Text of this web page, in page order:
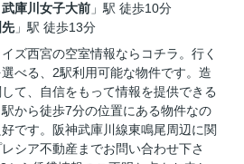
庫川女子大前 」駅 徒歩10分
」駅 徒歩13分
ズ西宮の空室情報ならコチラ。行く
べる、2駅利用可能な物件です。造
て、自信をもって情報を提供できる
から徒歩7分の位置にある物件なの
です。阪神武庫川線東鳴尾周辺に関
シア不動産までお問い合わせ下さ